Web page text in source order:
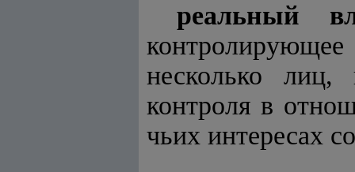
реальный
несколько лиц,
контроля в
чьих интересах